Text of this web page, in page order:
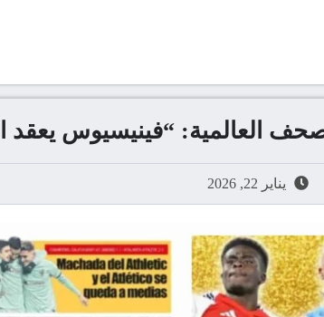
العالمية: “فينيسيوس يعقد
يناير 22, 2026